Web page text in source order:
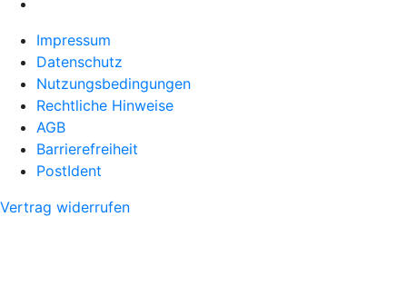
Impressum
Datenschutz
Nutzungsbedingungen
Rechtliche Hinweise
AGB
Barrierefreiheit
PostIdent
Vertrag widerrufen